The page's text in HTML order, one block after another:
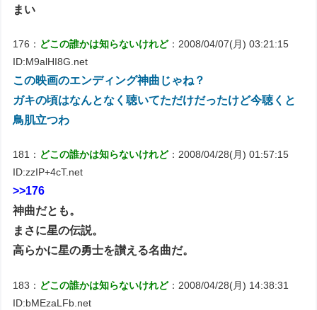
まい
176： どこの誰かは知らないけれど：2008/04/07(月) 03:21:15
ID:M9alHI8G.net
この映画のエンディング神曲じゃね？
ガキの頃はなんとなく聴いてただけだったけど今聴くと
鳥肌立つわ
181： どこの誰かは知らないけれど：2008/04/28(月) 01:57:15
ID:zzIP+4cT.net
>>176
神曲だとも。
まさに星の伝説。
高らかに星の勇士を讃える名曲だ。
183： どこの誰かは知らないけれど：2008/04/28(月) 14:38:31
ID:bMEzaLFb.net